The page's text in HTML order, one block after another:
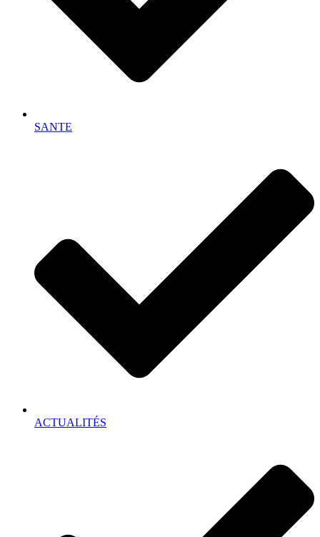
SANTE
ACTUALITÉS